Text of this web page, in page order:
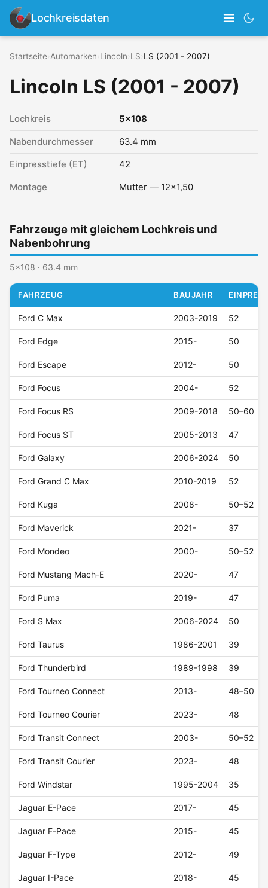
Lochkreisdaten
Startseite Automarken Lincoln LS LS (2001 - 2007)
Lincoln LS (2001 - 2007)
Lochkreis 5x108
Nabendurchmesser 63.4 mm
Einpresstiefe (ET) 42
Montage Mutter — 12x1,50
Fahrzeuge mit gleichem Lochkreis und
Nabenbohrung
5x108 · 63.4 mm
FAHRZEUG BAUJAHR
Ford C Max 2003-2019 52
Ford Edge 2015- 50
Ford Escape 2012- 50
Ford Focus 2004- 52
Ford Focus RS 2009-2018 50–60
Ford Focus ST 2005-2013 47
Ford Galaxy 2006-2024 50
Ford Grand C Max 2010-2019 52
Ford Kuga 2008- 50–52
Ford Maverick 2021- 37
Ford Mondeo 2000- 50–52
Ford Mustang Mach-E 2020- 47
Ford Puma 2019- 47
Ford S Max 2006-2024 50
Ford Taurus 1986-2001 39
Ford Thunderbird 1989-1998 39
Ford Tourneo Connect 2013- 48–50
Ford Tourneo Courier 2023- 48
Ford Transit Connect 2003- 50–52
Ford Transit Courier 2023- 48
Ford Windstar 1995-2004 35
Jaguar E-Pace 2017- 45
Jaguar F-Pace 2015- 45
Jaguar F-Type 2012- 49
Jaguar I-Pace 2018- 45